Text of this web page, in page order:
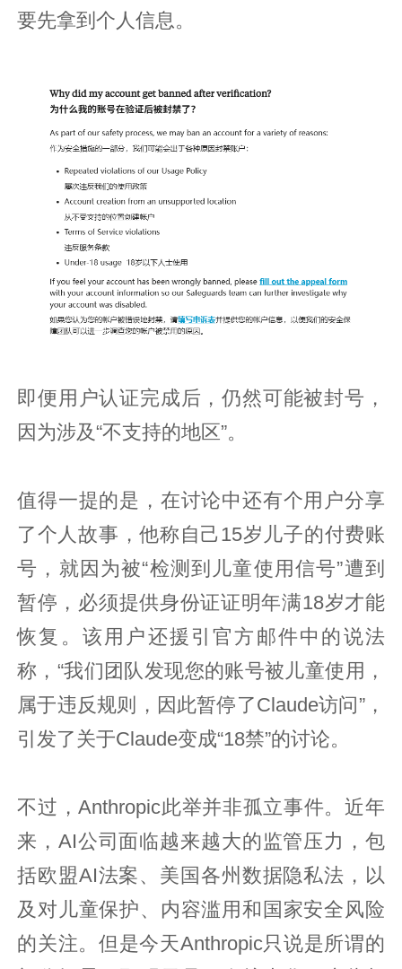
要先拿到个人信息。
即便用户认证完成后，仍然可能被封号，
因为涉及“不支持的地区”。
值得一提的是，在讨论中还有个用户分享
了个人故事，他称自己15岁儿子的付费账
号，就因为被“检测到儿童使用信号”遭到
暂停，必须提供身份证证明年满18岁才能
恢复。该用户还援引官方邮件中的说法
称，“我们团队发现您的账号被儿童使用，
属于违反规则，因此暂停了Claude访问”，
引发了关于Claude变成“18禁”的讨论。
不过，Anthropic此举并非孤立事件。近年
来，AI公司面临越来越大的监管压力，包
括欧盟AI法案、美国各州数据隐私法，以
及对儿童保护、内容滥用和国家安全风险
的关注。但是今天Anthropic只说是所谓的